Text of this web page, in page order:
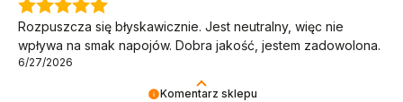
Komentarz sklepu
Rozpuszcza się błyskawicznie. Jest neutralny, więc nie
wpływa na smak napojów. Dobra jakość, jestem zadowolona.
6/27/2026